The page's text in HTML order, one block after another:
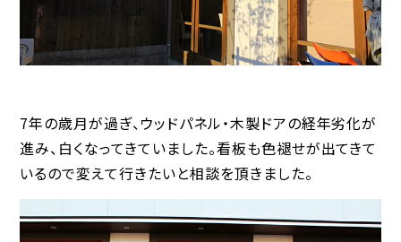
7年の歳月が過ぎ、ウッドパネル・木製ドアの経年劣化が
進み、白くなってきていました。看板も色褪せが出てきて
いるので変えて行きたいと相談を頂きました。